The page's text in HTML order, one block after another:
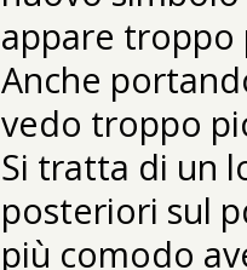
appare troppo
Anche
vedo troppo
Si tratta di un
posteriori sul
più comodo